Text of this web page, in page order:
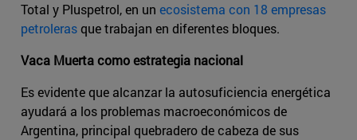
Total y Pluspetrol, en un ecosistema con 18 empresas
petrolerasque trabajan en diferentes bloques.
Vaca Muerta como estrategia nacional
Es evidente que alcanzar la autosuficiencia energética
ayudará a los problemas macroeconómicos de
Argentina, principal quebradero de cabeza de sus